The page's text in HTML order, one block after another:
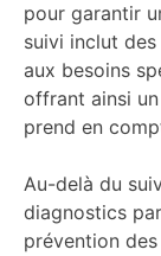
pour garantir
suivi inclut
aux besoins
offrant ainsi
prend en
Au-delà du
diagnostics
prévention